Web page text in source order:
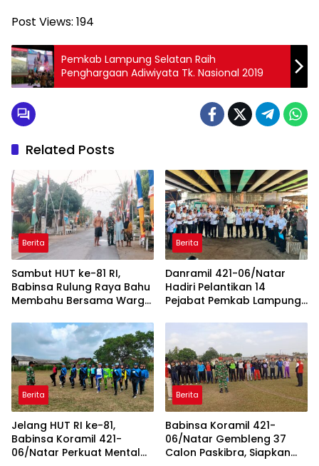
Post Views: 194
Pemkab Lampung Selatan Raih
Penghargaan Adiwiyata Tk. Nasional 2019
Related Posts
Berita
Sambut HUT ke-81 RI,
Babinsa Rulung Raya Bahu
Membahu Bersama Warga
Berita
Danramil 421-06/Natar
Hadiri Pelantikan 14
Pejabat Pemkab Lampung
dan Pemerintah Daerah
Berita
Jelang HUT RI ke-81,
Babinsa Koramil 421-
06/Natar Perkuat Mental
Berita
Babinsa Koramil 421-
06/Natar Gembleng 37
Calon Paskibra, Siapkan